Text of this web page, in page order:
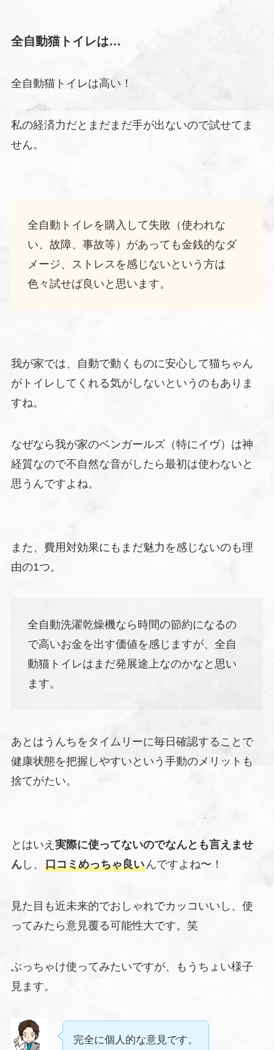
全自動猫トイレは…
全自動猫トイレは高い！
私の経済力だとまだまだ手が出ないので試せてま
せん。
全自動トイレを購入して失敗（使われな
い、故障、事故等）があっても金銭的なダ
メージ、ストレスを感じないという方は
色々試せば良いと思います。
我が家では、自動で動くものに安心して猫ちゃん
がトイレしてくれる気がしないというのもありま
すね。
なぜなら我が家のベンガールズ（特にイヴ）は神
経質なので不自然な音がしたら最初は使わないと
思うんですよね。
また、費用対効果にもまだ魅力を感じないのも理
由の1つ。
全自動洗濯乾燥機なら時間の節約になるの
で高いお金を出す価値を感じますが、全自
動猫トイレはまだ発展途上なのかなと思い
ます。
あとはうんちをタイムリーに毎日確認することで
健康状態を把握しやすいという手動のメリットも
捨てがたい。
とはいえ 実際に使ってないのでなんとも言えませ
んし、 口コミめっちゃ良いんですよね〜！
見た目も近未来的でおしゃれでカッコいいし、使
ってみたら意見覆る可能性大です。笑
ぶっちゃけ使ってみたいですが、もうちょい様子
見ます。
完全に個人的な意見です。